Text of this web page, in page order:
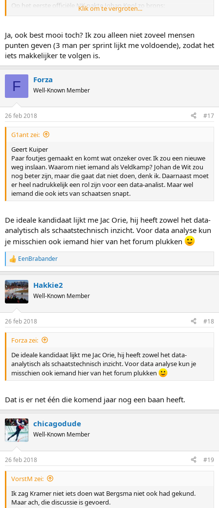
Op het eerste officiële NK pakte Johan Knol zo brons:
https://nl.wikipedia.org/wiki/Nederlands_kampioenschap_schaatse
Een jaar later deed Frank Vreugdenhil hetzelfde:
https://nl.wikipedia.org/wiki/Nederlands_kampioenschap_schaatse
n_massastart_2014
Klik om te vergroten...
Ja, ook best mooi toch? Ik zou alleen niet zoveel mensen
punten geven (3 man per sprint lijkt me voldoende), zodat het
iets makkelijker te volgen is.
F Forza
Well-Known Member
26 feb 2018 #17
G1ant zei:
Geert Kuiper
Paar foutjes gemaakt en komt wat onzeker over. Ik zou een nieuwe
weg inslaan. Waarom niet iemand als Veldkamp? Johan de Wit zou
nog beter zijn, maar die gaat dat niet doen, denk ik. Daarnaast moet
er heel nadrukkelijk een rol zijn voor een data-analist. Maar wel
iemand die ook iets van schaatsen snapt.
De ideale kandidaat lijkt me Jac Orie, hij heeft zowel het data-
analytisch als schaatstechnisch inzicht. Voor data analyse kun
je misschien ook iemand hier van het forum plukken
R
e
c
t
i
s
:
EenBrabander
Hakkie2
Well-Known Member
26 feb 2018 #18
Forza zei:
De ideale kandidaat lijkt me Jac Orie, hij heeft zowel het data-
analytisch als schaatstechnisch inzicht. Voor data analyse kun je
misschien ook iemand hier van het forum plukken
Dat is er net één die komend jaar nog een baan heeft.
chicagodude
Well-Known Member
26 feb 2018 #19
VorstM zei:
Ik zag Kramer niet iets doen wat Bergsma niet ook had gekund.
Maar ach, die discussie is gevoerd.